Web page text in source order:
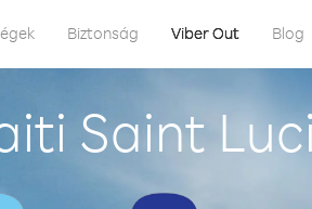
Biztonság Viber Out Blog
Saint